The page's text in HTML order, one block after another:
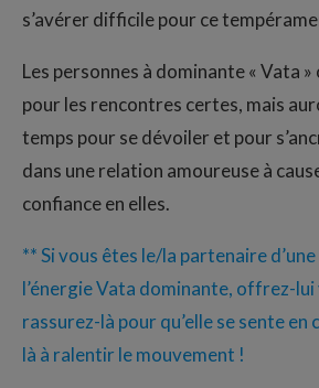
s’avérer difficile pour ce
Les personnes à dominante « Vata
pour les rencontres certes, mais
temps pour se dévoiler et pour
dans une relation amoureuse à
confiance en elles.
** Si vous êtes le/la partenaire
l’énergie Vata dominante, offrez-
rassurez-là pour qu’elle se sente en
là à ralentir le mouvement !